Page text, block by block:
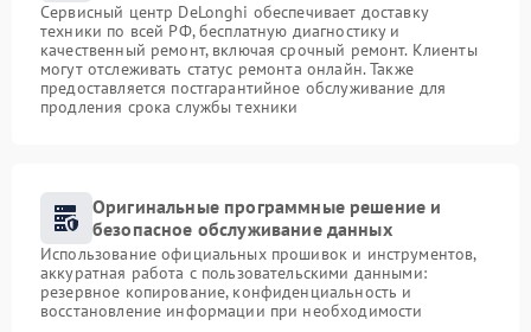
Сервисный центр DeLonghi обеспечивает доставку
техники по всей РФ, бесплатную диагностику и
качественный ремонт, включая срочный ремонт. Клиенты
могут отслеживать статус ремонта онлайн. Также
предоставляется постгарантийное обслуживание для
продления срока службы техники
Оригинальные программные решение и
безопасное обслуживание данных
Использование официальных прошивок и инструментов,
аккуратная работа с пользовательскими данными:
резервное копирование, конфиденциальность и
восстановление информации при необходимости